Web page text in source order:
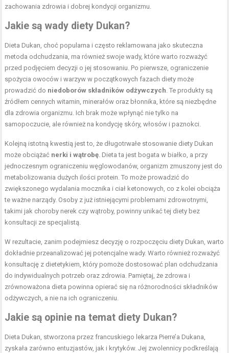
zachowania zdrowia i dobrej kondycji organizmu.
Jakie są wady diety Dukan?
Dieta Dukan, choć popularna i często reklamowana jako skuteczna
metoda odchudzania, ma również swoje wady, które warto rozważyć
przed podjęciem decyzji o jej stosowaniu. Po pierwsze, ograniczenie
spożycia owoców i warzyw w początkowych fazach diety może
prowadzić do niedoborów składników odżywczych. Te produkty są
źródłem cennych witamin, minerałów oraz błonnika, które są niezbędne
dla zdrowia organizmu. Ich brak może wpłynąć nie tylko na
samopoczucie, ale również na kondycję skóry, włosów i paznokci.
Kolejną istotną kwestią jest to, że długotrwałe stosowanie diety Dukan
może obciążać nerki i wątrobę. Dieta ta jest bogata w białko, a przy
jednoczesnym ograniczeniu węglowodanów, organizm zmuszony jest do
metabolizowania dużych ilości protein. To może prowadzić do
zwiększonego wydalania mocznika i ciał ketonowych, co z kolei obciąża
te ważne narządy. Osoby z już istniejącymi problemami zdrowotnymi,
takimi jak choroby nerek czy wątroby, powinny unikać tej diety bez
konsultacji ze specjalistą.
W rezultacie, zanim podejmiesz decyzję o rozpoczęciu diety Dukan, warto
dokładnie przeanalizować jej potencjalne wady. Warto również rozważyć
konsultację z dietetykiem, który pomoże dostosować plan odchudzania
do indywidualnych potrzeb oraz zdrowia. Pamiętaj, że zdrowa i
zrównoważona dieta powinna opierać się na różnorodności składników
odżywczych, a nie na ich ograniczeniu.
Jakie są opinie na temat diety Dukan?
Dieta Dukan, stworzona przez francuskiego lekarza Pierre’a Dukana,
zyskała zarówno entuzjastów, jak i krytyków. Jej zwolennicy podkreślają